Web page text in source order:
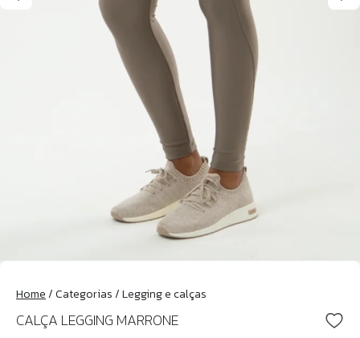
Home/Categorias/Legging e calças
CALÇA LEGGING MARRONE